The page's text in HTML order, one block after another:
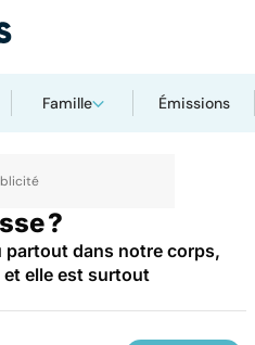
Famille Émissions
?
partout dans notre corps,
elle est surtout